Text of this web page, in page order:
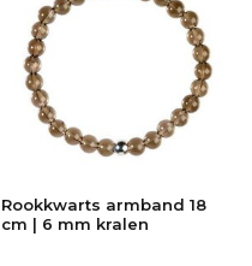
Rookkwarts armband 18
cm | 6 mm kralen